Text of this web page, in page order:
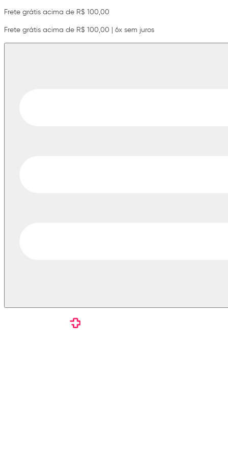
Frete grátis acima de R$ 100,00
Frete grátis acima de R$ 100,00 | 6x sem juros